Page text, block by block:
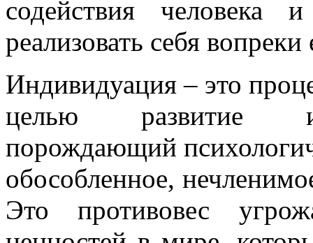
содействия человека
реализовать себя
Индивидуация – это
целью развитие
порождающий
обособленное,
Это противовес